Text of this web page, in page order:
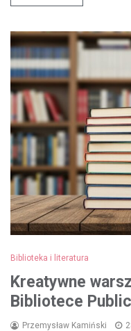
Biblioteka i literatura
Kreatywne
Bibliotece
Przemysław Kamiński